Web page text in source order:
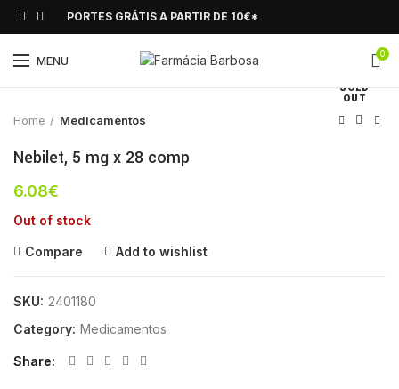
PORTES GRÁTIS A PARTIR DE 10€*
MENU 0
SOLD
OUT
Click to enlarge
Home Medicamentos
Nebilet, 5 mg x 28 comp
6.08€
Out of stock
Compare Add to wishlist
SKU: 2401180
Category: Medicamentos
Share